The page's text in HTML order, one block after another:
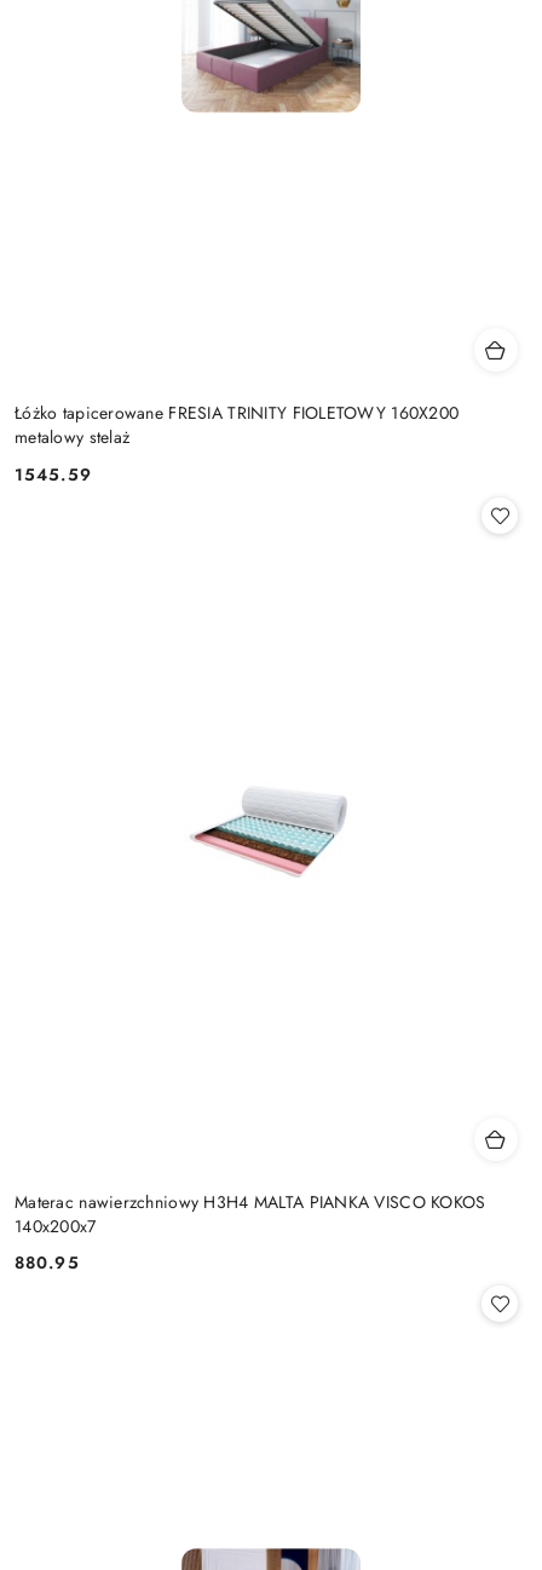
Łóżko tapicerowane FRESIA TRINITY FIOLETOWY 160X200
metalowy stelaż
Cena:
1545.59
Materac nawierzchniowy H3H4 MALTA PIANKA VISCO KOKOS
140x200x7
Cena:
880.95